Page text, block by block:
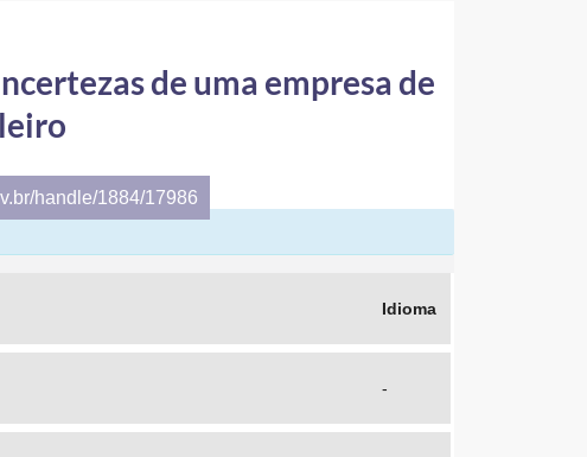
de uma empresa de
handle/1884/17986
Idioma
-